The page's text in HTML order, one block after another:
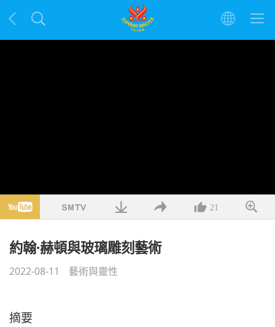
21
約翰·赫頓與玻璃雕刻藝術
2022-08-11 藝術與靈性
摘要